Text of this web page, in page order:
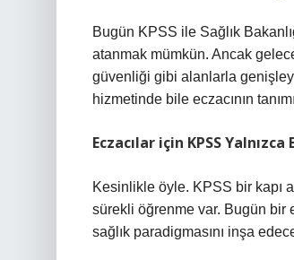
Bugün KPSS ile Sağlık
atanmak mümkün. Ancak
güvenliği gibi alanlarla
hizmetinde bile eczacının
Eczacılar için KPSS Yalnızca
Kesinlikle öyle. KPSS bir kapı
sürekli öğrenme var. Bugün bir
sağlık paradigmasını inşa